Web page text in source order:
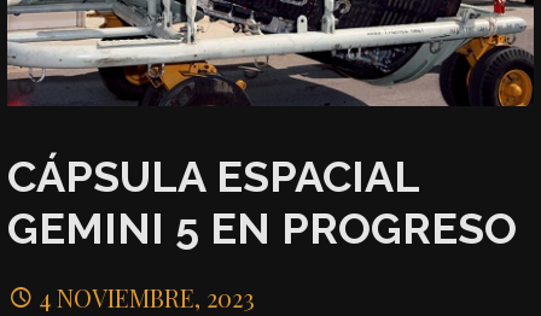
CÁPSULA ESPACIAL
GEMINI 5 EN PROGRESO
4 NOVIEMBRE, 2023